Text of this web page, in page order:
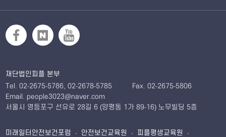
재단법인피플 본부
Tel. 02-2675-5786, 02-2678-5785
Fax. 02-2675-5806
Email. people3023@naver.com
서울시 영등포구 선유로 28길 6 (양평동 1가 89-16) 노무빌딩 5층
미래일터안전보건포럼 · 안전보건교육원 · 피플평생교육원 ·